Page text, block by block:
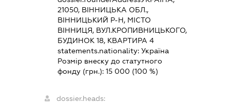
21050, ВІННИЦЬКА ОБЛ.,
ВІННИЦЬКИЙ Р-Н, МІСТО
ВІННИЦЯ, ВУЛ.КРОПИВНИЦЬКОГО,
БУДИНОК 18, КВАРТИРА 4
statements.nationality: Україна
Розмір внеску до статутного
фонду (грн.): 15 000 (100 %)
dossier.heads: